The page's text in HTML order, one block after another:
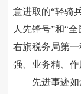
意进取的“轻骑
人先锋号”和“
右旗税务局第
强、业务精、作
先进事迹如